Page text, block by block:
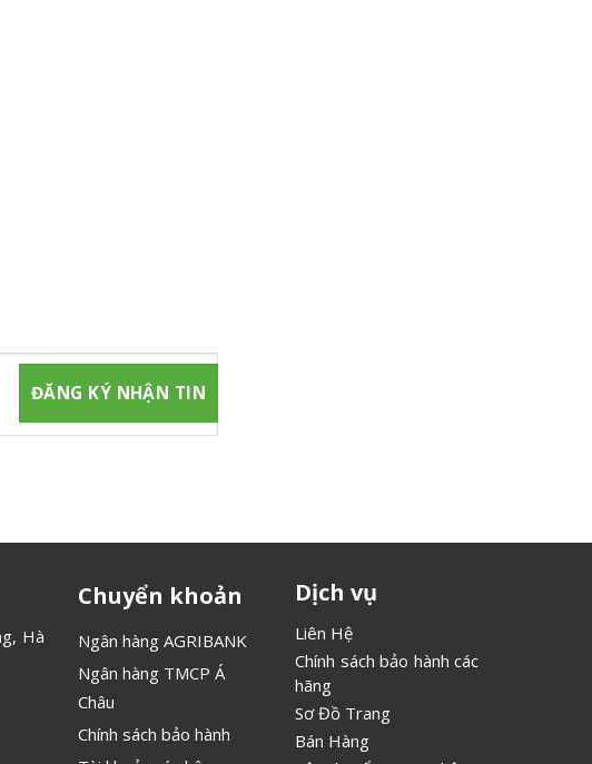
Hà
Chuyển khoản
Ngân hàng AGRIBANK
Ngân hàng TMCP Á
Châu
Chính sách bảo hành
Dịch vụ
Liên Hệ
Chính sách bảo hành các
hãng
Sơ Đồ Trang
Bán Hàng